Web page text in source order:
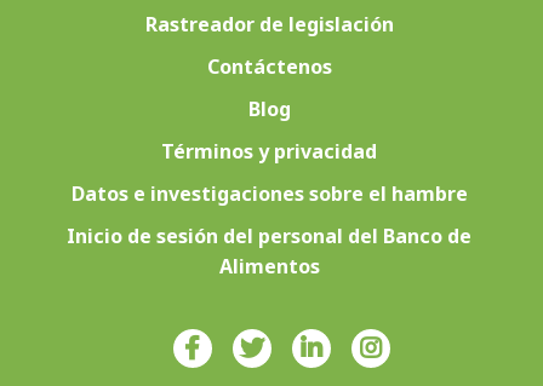
Rastreador de legislación
Contáctenos
Blog
Términos y privacidad
Datos e investigaciones sobre el hambre
Inicio de sesión del personal del Banco de
Alimentos